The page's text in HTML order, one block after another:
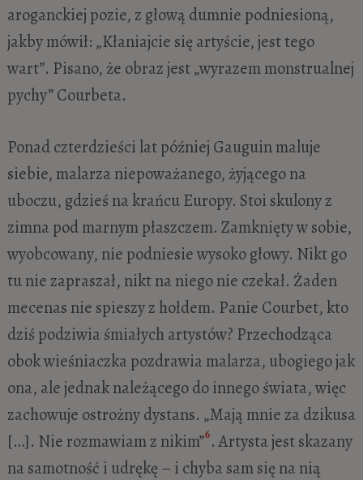
aroganckiej pozie, z głową dumnie podniesioną,
jakby mówił: „Kłaniajcie się artyście, jest tego
wart”. Pisano, że obraz jest „wyrazem monstrualnej
pychy” Courbeta.
Ponad czterdzieści lat później Gauguin maluje
siebie, malarza niepoważanego, żyjącego na
uboczu, gdzieś na krańcu Europy. Stoi skulony z
zimna pod marnym płaszczem. Zamknięty w sobie,
wyobcowany, nie podniesie wysoko głowy. Nikt go
tu nie zapraszał, nikt na niego nie czekał. Żaden
mecenas nie spieszy z hołdem. Panie Courbet, kto
dziś podziwia śmiałych artystów? Przechodząca
obok wieśniaczka pozdrawia malarza, ubogiego jak
ona, ale jednak należącego do innego świata, więc
zachowuje ostrożny dystans. „Mają mnie za dzikusa
[…]. Nie rozmawiam z nikim”6. Artysta jest skazany
na samotność i udrękę – i chyba sam się na nią